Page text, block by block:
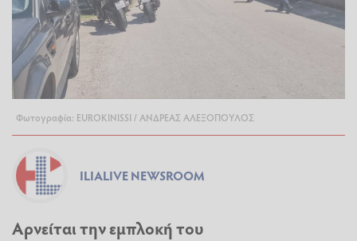
Φωτογραφία: EUROKINISSI / ΑΝΔΡΕΑΣ ΑΛΕΞΟΠΟΥΛΟΣ
ILIALIVE NEWSROOM
Αρνείται την εμπλοκή του